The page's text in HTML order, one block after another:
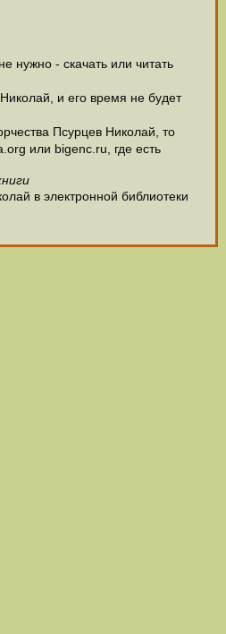
нужно - скачать или читать
и его время не будет
Псурцев Николай, то
или bigenc.ru, где есть
в электронной библиотеки